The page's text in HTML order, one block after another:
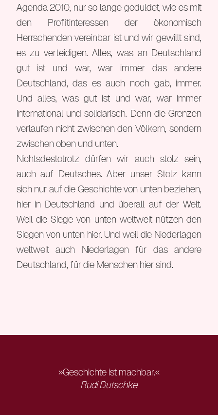
Agenda 2010, nur so lange geduldet, wie es mit
den Profitinteressen der ökonomisch
Herrschenden vereinbar ist und wir gewillt sind,
es zu verteidigen. Alles, was an Deutschland
gut ist und war, war immer das andere
Deutschland, das es auch noch gab, immer.
Und alles, was gut ist und war, war immer
international und solidarisch. Denn die Grenzen
verlaufen nicht zwischen den Völkern, sondern
zwischen oben und unten.
Nichtsdestotrotz dürfen wir auch stolz sein,
auch auf Deutsches. Aber unser Stolz kann
sich nur auf die Geschichte von unten beziehen,
hier in Deutschland und überall auf der Welt.
Weil die Siege von unten weltweit nützen den
Siegen von unten hier. Und weil die Niederlagen
weltweit auch Niederlagen für das andere
Deutschland, für die Menschen hier sind.
»Geschichte ist machbar.«
Rudi Dutschke